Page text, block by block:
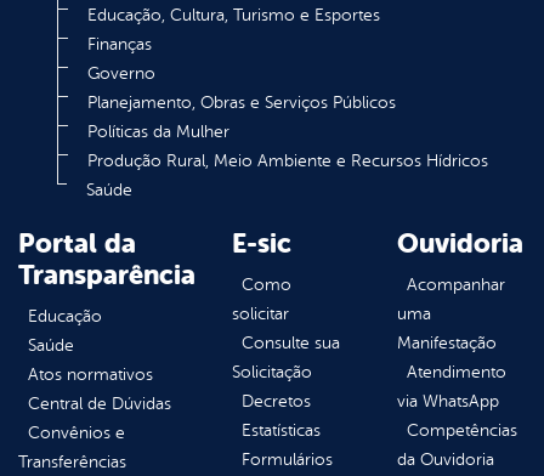
Educação, Cultura, Turismo e Esportes
Finanças
Governo
Planejamento, Obras e Serviços Públicos
Políticas da Mulher
Produção Rural, Meio Ambiente e Recursos Hídricos
Saúde
Portal da
Transparência
Educação
Saúde
Atos normativos
Central de Dúvidas
Convênios e
Transferências
E-sic
Como
solicitar
Consulte sua
Solicitação
Decretos
Estatísticas
Formulários
Ouvidoria
Acompanhar
uma
Manifestação
Atendimento
via WhatsApp
Competências
da Ouvidoria